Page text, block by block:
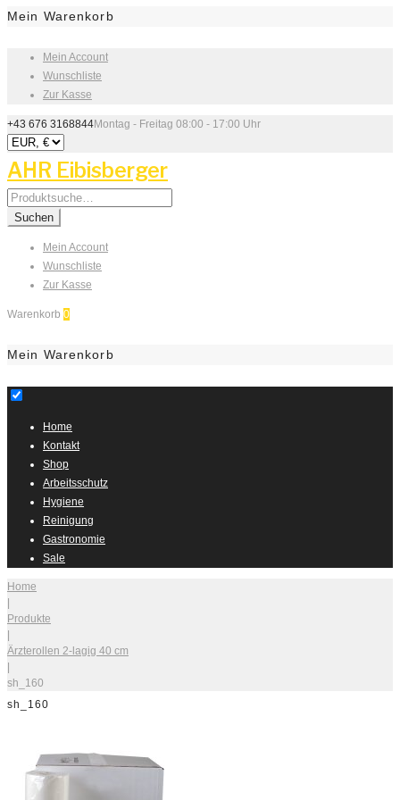
Mein Warenkorb
Mein Account
Wunschliste
Zur Kasse
+43 676 3168844Montag - Freitag 08:00 - 17:00 Uhr
AHR Eibisberger
Search
for:
Suchen
Mein Account
Wunschliste
Zur Kasse
Warenkorb 0
Mein Warenkorb
Home
Kontakt
Shop
Arbeitsschutz
Hygiene
Reinigung
Gastronomie
Sale
Home
|
Produkte
|
Ärzterollen 2-lagig 40 cm
|
sh_160
sh_160